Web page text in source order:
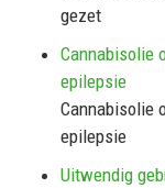
gezet
Cannabisolie
epilepsie
Cannabisolie
epilepsie
Uitwendig